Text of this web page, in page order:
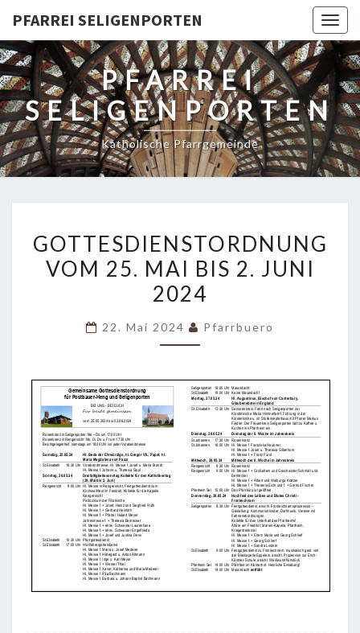
PFARREI SELIGENPORTEN
PFARREI
SELIGENPORTEN
Katholische Pfarrgemeinde
VOM
25.
MAI
2.
2024
GOTTESDIENSTORDNUNG
VOM 25. MAI BIS 2. JUNI
2024
22. Mai 2024 Pfarrbuero